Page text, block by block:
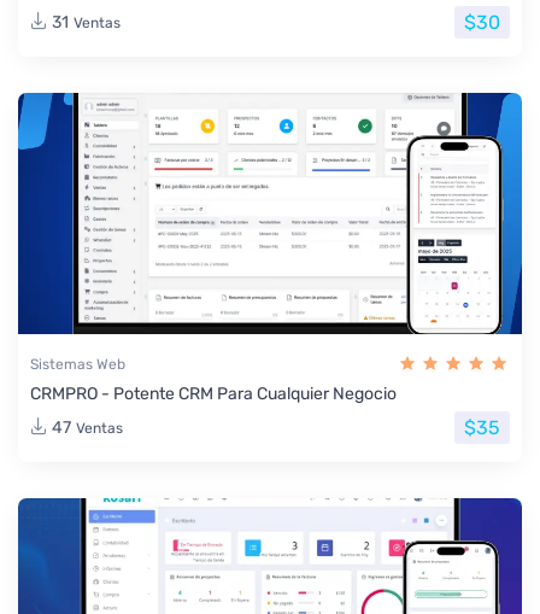
31 Ventas $30
Sistemas Web
CRMPRO - Potente CRM Para Cualquier Negocio
47 Ventas $35